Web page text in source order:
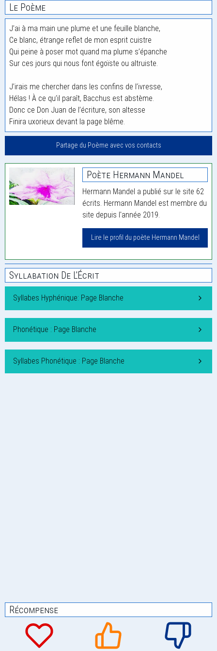
Le Poème
J’ai à ma main une plume et une feuille blanche,
Ce blanc, étrange reflet de mon esprit cuistre
Qui peine à poser mot quand ma plume s’épanche
Sur ces jours qui nous font égoïste ou altruiste.
J’irais me chercher dans les confins de l’ivresse,
Hélas ! À ce qu’il paraît, Bacchus est abstème.
Donc ce Don Juan de l’écriture, son altesse
Finira uxorieux devant la page blême.
Partage du Poème avec vos contacts
Poète Hermann Mandel
Hermann Mandel a publié sur le site 62
écrits. Hermann Mandel est membre du
site depuis l'année 2019.
Lire le profil du poète Hermann Mandel
Syllabation De L'Écrit
Syllabes Hyphénique: Page Blanche
Phonétique : Page Blanche
Syllabes Phonétique : Page Blanche
Récompense